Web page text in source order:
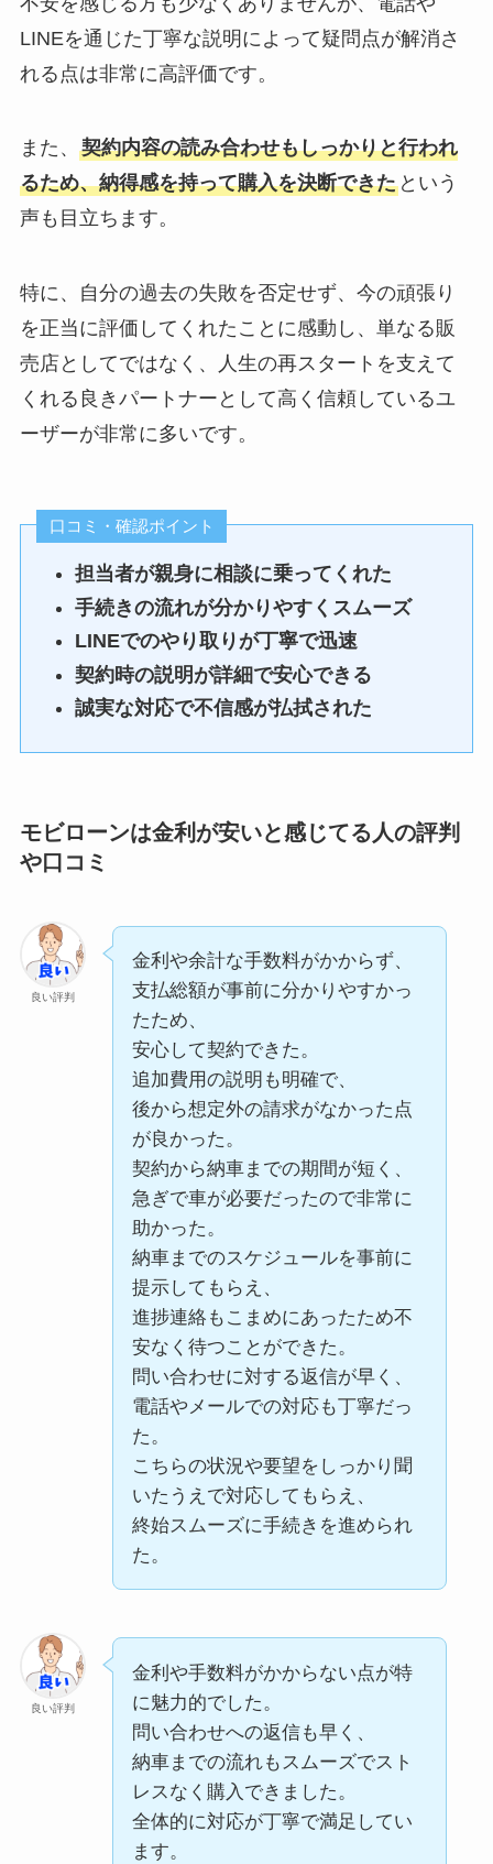
るので良かった
良い評判
ず、
支払総額が事前に分かりやす
後から想定外の請求がなかっ
た点が良かった。
契約から納車までの期間が短
く、
常に助かった。
前に提示してもらえ、
進捗連絡もこまめにあったた
め不安なく待つことができ
た。
問い合わせに対する返信が早
く、
電話やメールでの対応も丁寧
だった。
終始スムーズに手続きを進め
安心できました。
結果的に希望していた車を購
入できたので、
説明は明瞭で審査も迅速で
丁寧な対応をして頂き大変満
提案内容もこちらの希望から
無理のない範囲で実施してい
ただけたので良かったです。
収入面や信用情報に不安があ
現在の状況をしっかり見てく
れて、
安心して申し込めた
良い評判
信用情報に少し不安があった
のですが、
事前に相談したところ丁寧に
状況を聞いてくれて、
結果も思っていたより早く出
ズでした。
担当の方が「この条件なら問
題ありませんよ」
と細かく説明してくれたの
で、
安心して手続きを進められた
のが良かったです。
モビローンの審査について良
かった点は、
申し込み手続き自体がシンプ
ルで、
必要書類も少なく、
スマホだけで完結できたた
め、
初めてでも利用しやすかった
ディーラー系のローンも何社
も落ちていましたが、
モビローンは過去のことより
も、
今の収入で無理なく返せるか
を
真剣に審査してくれたので良
かったです。
している
良い評判
年式や走行距離、価格帯など
複数の選択肢を提示してもら
えました。
希望条件に近い車がすぐに見
車両の状態についても写真や
説明が丁寧で、
た
良い評判
在庫の状態も良く、
車を選ぶ際に安心して決めら
れ、
無事に購入できた
希望していた車種が在庫にあ
り、
走行距離も少なかったので即
取り寄せ可能との説明もあ
り、
選択肢が多い点に安心感があ
りました。
写真だけでなく実車確認がで
きたのも大きかったです。
モビローンの在庫について良
かった点は、
人気モデルでも定期的に補充
があり、
タイミングが合えば希望条件
に近い在庫を見つけやすく、
こまめに確認する価値があっ
たところです。
セレナというミニバンを希望
していたのですが、
その時の店舗在庫にはいい条
てくれて、
数日で条件に合った車を見つ
けてきてくれました。
在庫について良かった点は、
在庫状況が分かりやすく、
LINEを通じた丁寧な説明によって疑問点が解消さ
れる点は非常に高評価です。
また、 契約内容の読み合わせもしっかりと行われ
るため、納得感を持って購入を決断できたという
声も目立ちます。
特に、自分の過去の失敗を否定せず、今の頑張り
を正当に評価してくれたことに感動し、単なる販
売店としてではなく、人生の再スタートを支えて
くれる良きパートナーとして高く信頼しているユ
ーザーが非常に多いです。
口コミ・確認ポイント
担当者が親身に相談に乗ってくれた
手続きの流れが分かりやすくスムーズ
LINEでのやり取りが丁寧で迅速
契約時の説明が詳細で安心できる
誠実な対応で不信感が払拭された
モビローンは金利が安いと感じてる人の評判
や口コミ
良い評判
金利や余計な手数料がかからず、
支払総額が事前に分かりやすかっ
たため、
安心して契約できた。
追加費用の説明も明確で、
後から想定外の請求がなかった点
が良かった。
契約から納車までの期間が短く、
急ぎで車が必要だったので非常に
助かった。
納車までのスケジュールを事前に
提示してもらえ、
進捗連絡もこまめにあったため不
安なく待つことができた。
問い合わせに対する返信が早く、
電話やメールでの対応も丁寧だっ
た。
こちらの状況や要望をしっかり聞
いたうえで対応してもらえ、
終始スムーズに手続きを進められ
た。
良い評判
金利や手数料がかからない点が特
に魅力的でした。
問い合わせへの返信も早く、
納車までの流れもスムーズでスト
レスなく購入できました。
全体的に対応が丁寧で満足してい
ます。